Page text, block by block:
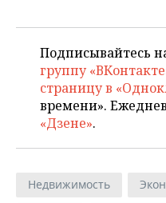
Подписывайтесь
группу
страницу в
времени».
«Дзене».
Недвижимость